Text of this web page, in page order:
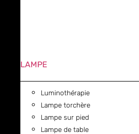
LAMPE
Luminothérapie
Lampe torchère
Lampe sur pied
Lampe de table